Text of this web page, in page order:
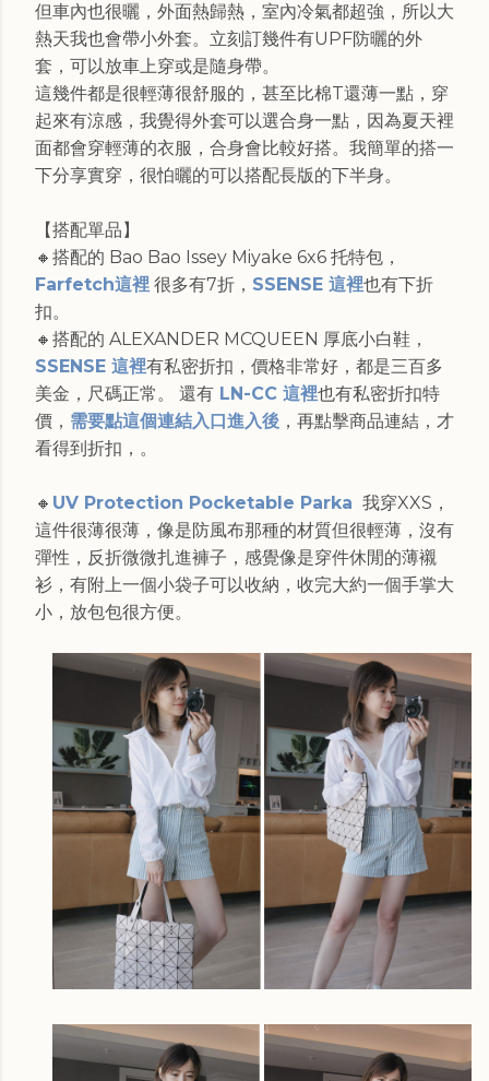
但車內也很曬，外面熱歸熱，室內冷氣都超強，所以大
熱天我也會帶小外套。立刻訂幾件有UPF防曬的外
套，可以放車上穿或是隨身帶。
這幾件都是很輕薄很舒服的，甚至比棉T還薄一點，穿
起來有涼感，我覺得外套可以選合身一點，因為夏天裡
面都會穿輕薄的衣服，合身會比較好搭。我簡單的搭一
下分享實穿，很怕曬的可以搭配長版的下半身。
【搭配單品】
🔸搭配的 Bao Bao Issey Miyake 6x6 托特包，
Farfetch這裡 很多有7折， SSENSE 這裡也有下折
扣。
🔸搭配的 ALEXANDER MCQUEEN 厚底小白鞋，
SSENSE 這裡有私密折扣，價格非常好，都是三百多
美金，尺碼正常。 還有 LN-CC 這裡也有私密折扣特
價， 需要點這個連結入口進入後 ，再點擊商品連結，才
看得到折扣，。
🔸 UV Protection Pocketable Parka 我穿XXS，
這件很薄很薄，像是防風布那種的材質但很輕薄，沒有
彈性，反折微微扎進褲子，感覺像是穿件休閒的薄襯
衫，有附上一個小袋子可以收納，收完大約一個手掌大
小，放包包很方便。